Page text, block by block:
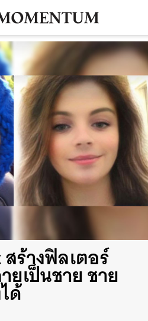
ร้างฟิลเตอร์
เป็นชาย ชาย
ด้